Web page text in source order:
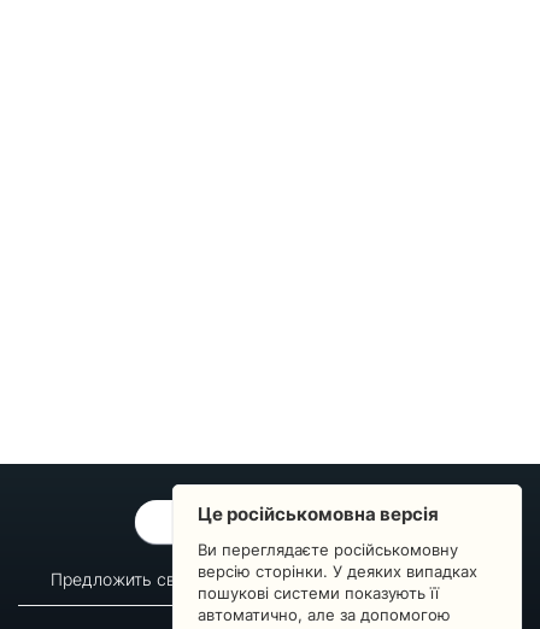
ОБРАТНАЯ СВЯЗЬ
Предложить свой вопрос Статистика изменений
Це російськомовна версія
Ви переглядаєте російськомовну
версію сторінки. У деяких випадках
пошукові системи показують її
автоматично, але за допомогою